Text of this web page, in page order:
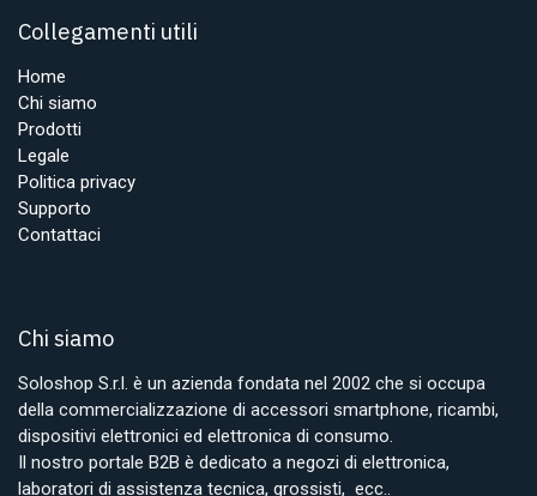
Collegamenti utili
Home
Chi siamo
Prodotti
Legale
Politica privacy
Supporto
Contattaci
Chi siamo
Soloshop S.r.l. è un azienda fondata nel 2002 che si occupa
della commercializzazione di accessori smartphone, ricambi,
dispositivi elettronici ed elettronica di consumo.
Il nostro portale B2B è dedicato a negozi di elettronica,
laboratori di assistenza tecnica, grossisti, ecc..